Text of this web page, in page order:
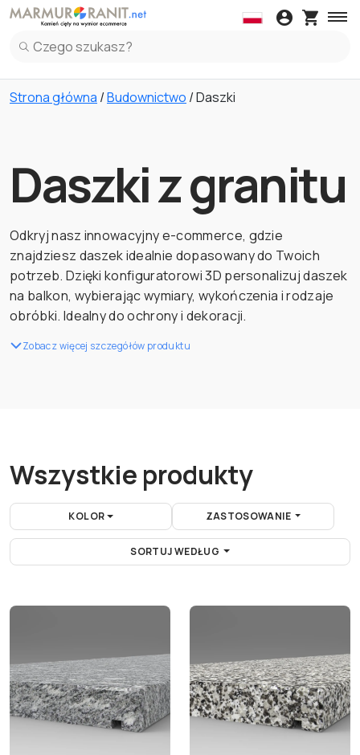
Strona główna /Budownictwo / Daszki
Daszki z granitu
Odkryj nasz innowacyjny e-commerce, gdzie
znajdziesz daszek idealnie dopasowany do Twoich
potrzeb. Dzięki konfiguratorowi 3D personalizuj daszek
na balkon, wybierając wymiary, wykończenia i rodzaje
obróbki. Idealny do ochrony i dekoracji.
Zobacz więcej szczegółów produktu
Wszystkie produkty
KOLOR ZASTOSOWANIE
SORTUJ WEDŁUG
Daszki
Daszki z Marmuru
Blaty kuchenne
Blaty kuchenne z Marmuru
Blaty kuchenne z Kwarc
Kleje